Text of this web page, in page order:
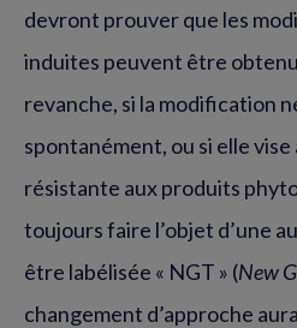
devront prouver que les
induites peuvent être
revanche, si la modification
spontanément, ou si elle
résistante aux produits
toujours faire l’objet d’une
être labélisée « NGT » (New
changement d’approche